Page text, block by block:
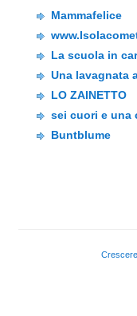
Mammafelice
La scuola in
Una lavagnata
LO ZAINETTO
sei cuori e una
Buntblume